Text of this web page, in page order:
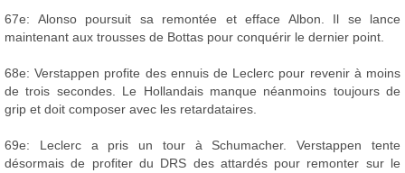
67e: Alonso poursuit sa remontée et efface Albon. Il se lance
maintenant aux trousses de Bottas pour conquérir le dernier point.
68e: Verstappen profite des ennuis de Leclerc pour revenir à moins
de trois secondes. Le Hollandais manque néanmoins toujours de
grip et doit composer avec les retardataires.
69e: Leclerc a pris un tour à Schumacher. Verstappen tente
désormais de profiter du DRS des attardés pour remonter sur le